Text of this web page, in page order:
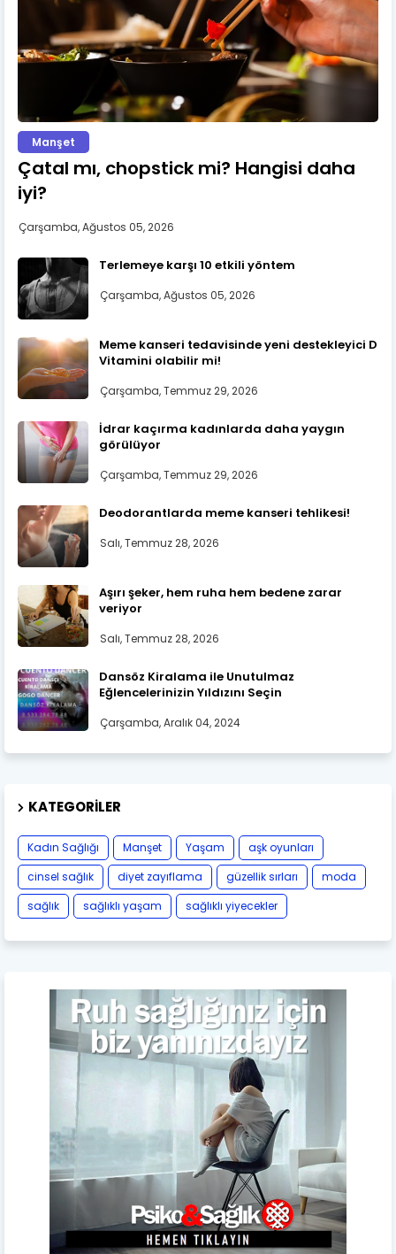
Manşet
Çatal mı, chopstick mi? Hangisi daha
iyi?
Çarşamba, Ağustos 05, 2026
Terlemeye karşı 10 etkili yöntem
Çarşamba, Ağustos 05, 2026
Meme kanseri tedavisinde yeni destekleyici D
Vitamini olabilir mi!
Çarşamba, Temmuz 29, 2026
İdrar kaçırma kadınlarda daha yaygın
görülüyor
Çarşamba, Temmuz 29, 2026
Deodorantlarda meme kanseri tehlikesi!
Salı, Temmuz 28, 2026
Aşırı şeker, hem ruha hem bedene zarar
veriyor
Salı, Temmuz 28, 2026
Dansöz Kiralama ile Unutulmaz
Eğlencelerinizin Yıldızını Seçin
Çarşamba, Aralık 04, 2024
KATEGORILER
Kadın Sağlığı Manşet Yaşam
aşk oyunları
cinsel sağlık
diyet zayıflama güzellik sırları
moda
sağlık
sağlıklı yaşam sağlıklı yiyecekler